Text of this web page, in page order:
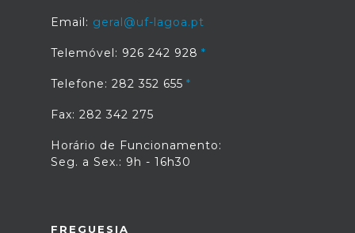
Email: geral@uf-lagoa.pt
Telemóvel: 926 242 928
Telefone: 282 352 655
Fax: 282 342 275
Horário de Funcionamento:
Seg. a Sex.: 9h - 16h30
FREGUESIA